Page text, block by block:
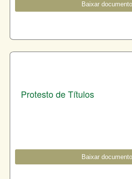
Baixar
Protesto de Títulos
Baixar